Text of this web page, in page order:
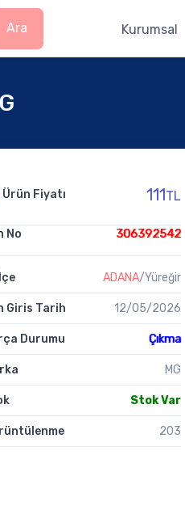
Ara Kurumsal
Ürün Fiyatı 111TL
No 306392542
ADANA/Yüreğir
Giris Tarih 12/05/2026
Durumu Çıkma
MG
Stok Var
203